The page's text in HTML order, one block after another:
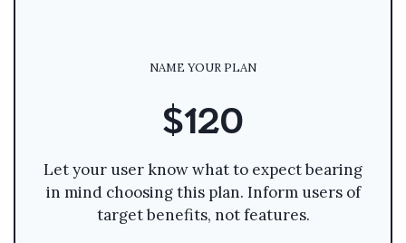
NAME YOUR PLAN
$120
Let your user know what to expect bearing
in mind choosing this plan. Inform users of
target benefits, not features.